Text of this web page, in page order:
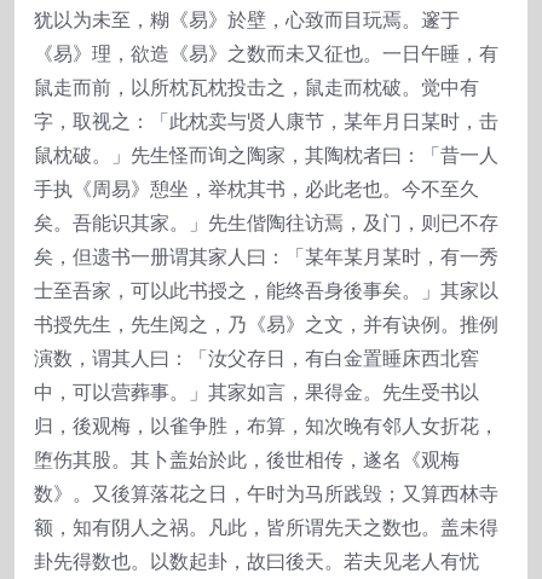
犹以为未至，糊《易》於壁，心致而目玩焉。邃于
《易》理，欲造《易》之数而未又征也。一日午睡，有
鼠走而前，以所枕瓦枕投击之，鼠走而枕破。觉中有
字，取视之：「此枕卖与贤人康节，某年月日某时，击
鼠枕破。」先生怪而询之陶家，其陶枕者曰：「昔一人
手执《周易》憩坐，举枕其书，必此老也。今不至久
矣。吾能识其家。」先生偕陶往访焉，及门，则已不存
矣，但遗书一册谓其家人曰：「某年某月某时，有一秀
士至吾家，可以此书授之，能终吾身後事矣。」其家以
书授先生，先生阅之，乃《易》之文，并有诀例。推例
演数，谓其人曰：「汝父存日，有白金置睡床西北窖
中，可以营葬事。」其家如言，果得金。先生受书以
归，後观梅，以雀争胜，布算，知次晚有邻人女折花，
堕伤其股。其卜盖始於此，後世相传，遂名《观梅
数》。又後算落花之日，午时为马所践毁；又算西林寺
额，知有阴人之祸。凡此，皆所谓先天之数也。盖未得
卦先得数也。以数起卦，故曰後天。若夫见老人有忧